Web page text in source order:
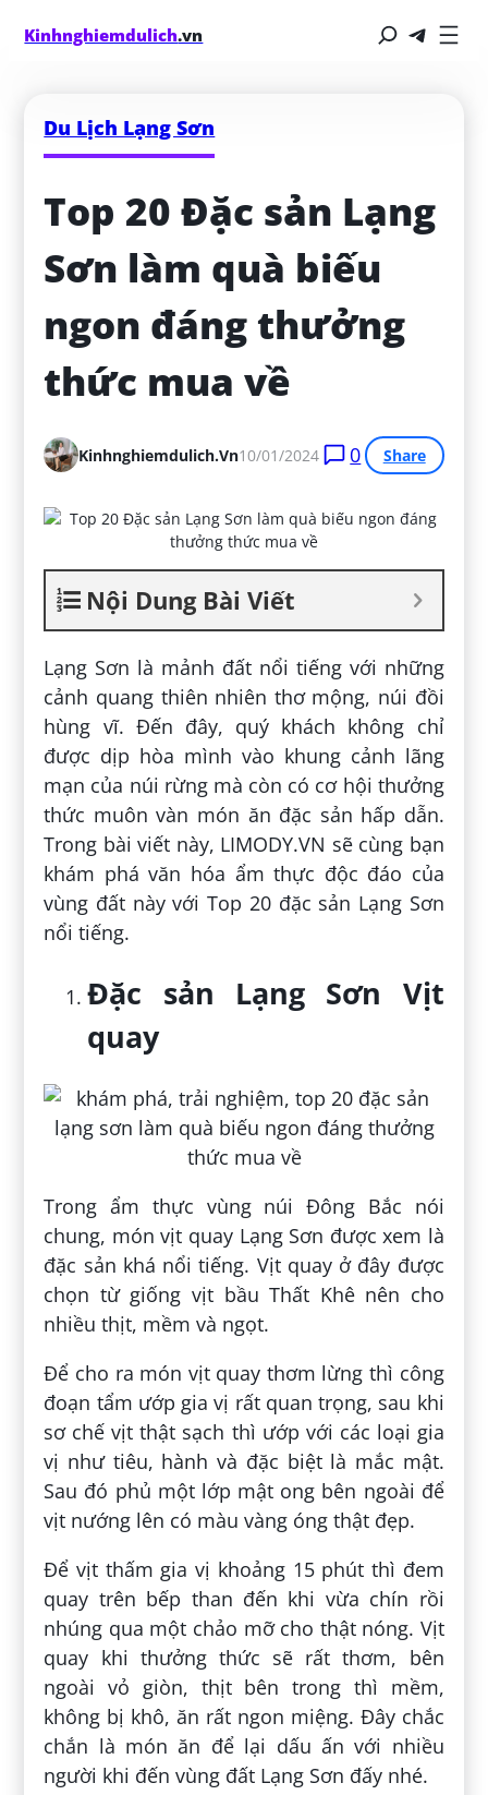
Kinhnghiemdulich.vn
Du Lịch Lạng Sơn
Top 20 Đặc sản Lạng
Sơn làm quà biếu
ngon đáng thưởng
thức mua về
Kinhnghiemdulich.vn10/01/2024 0 Share
Nội Dung Bài Viết
Lạng Sơn là mảnh đất nổi tiếng với những
cảnh quang thiên nhiên thơ mộng, núi đồi
hùng vĩ. Đến đây, quý khách không chỉ
được dịp hòa mình vào khung cảnh lãng
mạn của núi rừng mà còn có cơ hội thưởng
thức muôn vàn món ăn đặc sản hấp dẫn.
Trong bài viết này, LIMODY.VN sẽ cùng bạn
khám phá văn hóa ẩm thực độc đáo của
vùng đất này với Top 20 đặc sản Lạng Sơn
nổi tiếng.
Đặc sản Lạng Sơn Vịt
quay
Trong ẩm thực vùng núi Đông Bắc nói
chung, món vịt quay Lạng Sơn được xem là
đặc sản khá nổi tiếng. Vịt quay ở đây được
chọn từ giống vịt bầu Thất Khê nên cho
nhiều thịt, mềm và ngọt.
Để cho ra món vịt quay thơm lừng thì công
đoạn tẩm ướp gia vị rất quan trọng, sau khi
sơ chế vịt thật sạch thì ướp với các loại gia
vị như tiêu, hành và đặc biệt là mắc mật.
Sau đó phủ một lớp mật ong bên ngoài để
vịt nướng lên có màu vàng óng thật đẹp.
Để vịt thấm gia vị khoảng 15 phút thì đem
quay trên bếp than đến khi vừa chín rồi
nhúng qua một chảo mỡ cho thật nóng. Vịt
quay khi thưởng thức sẽ rất thơm, bên
ngoài vỏ giòn, thịt bên trong thì mềm,
không bị khô, ăn rất ngon miệng. Đây chắc
chắn là món ăn để lại dấu ấn với nhiều
người khi đến vùng đất Lạng Sơn đấy nhé.